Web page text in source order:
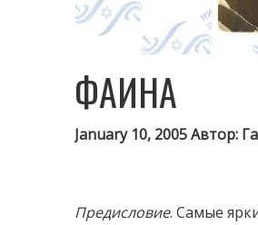
ФАИНА
January 10, 2005 Автор:
Предисловие. Самые